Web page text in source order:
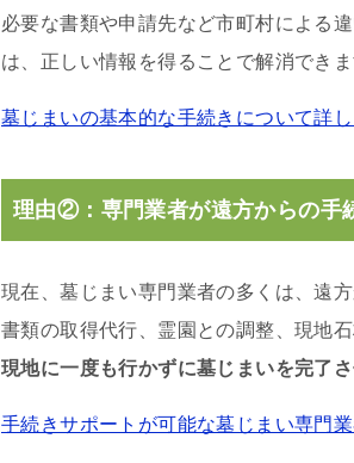
必要な書類や申請先など市町村による
は、正しい情報を得ることで解消できま
墓じまいの基本的な手続きについて詳
理由②：専門業者が遠方からの手
現在、墓じまい専門業者の多くは、遠
書類の取得代行、霊園との調整、現地
現地に一度も行かずに墓じまいを完了
手続きサポートが可能な墓じまい専門